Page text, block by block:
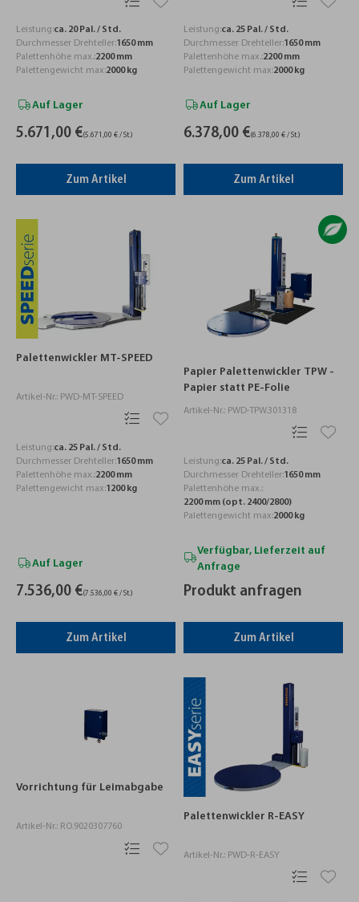
Leistung:ca. 20 Pal. / Std.
Durchmesser Drehteller:1650 mm
Palettenhöhe max.:2200 mm
Palettengewicht max:2000 kg
Auf Lager
5.671,00 €(5.671,00 € / St.)
Zum Artikel
Leistung:ca. 25 Pal. / Std.
Durchmesser Drehteller:1650 mm
Palettenhöhe max.:2200 mm
Palettengewicht max:2000 kg
Auf Lager
6.378,00 €(6.378,00 € / St.)
Zum Artikel
Palettenwickler MT-SPEED
Artikel-Nr.: PWD-MT-SPEED
Leistung:ca. 25 Pal. / Std.
Durchmesser Drehteller:1650 mm
Palettenhöhe max.:2200 mm
Palettengewicht max:1200 kg
Auf Lager
7.536,00 €(7.536,00 € / St.)
Zum Artikel
Papier Palettenwickler TPW -
Papier statt PE-Folie
Artikel-Nr.: PWD-TPW.301318
Leistung:ca. 25 Pal. / Std.
Durchmesser Drehteller:1650 mm
Palettenhöhe max.:
2200 mm (opt. 2400/2800)
Palettengewicht max:2000 kg
Verfügbar, Lieferzeit auf
Anfrage
Produkt anfragen
Zum Artikel
Vorrichtung für Leimabgabe
Artikel-Nr.: RO.9020307760
Palettenwickler R-EASY
Artikel-Nr.: PWD-R-EASY